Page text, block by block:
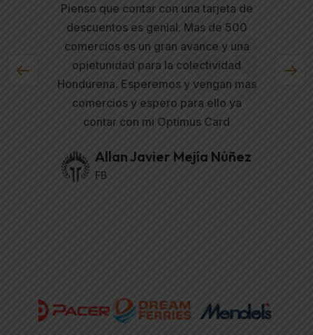
Pienso que contar con una tarjeta de
descuentos es genial. Mas de 500
comercios es un gran avance y una
opietunidad para la colectividad
Hondurena. Esperemos y vengan mas
comercios y espero para ello ya
contar con mi Optimus Card
Allan Javier Mejía Núñez
FB